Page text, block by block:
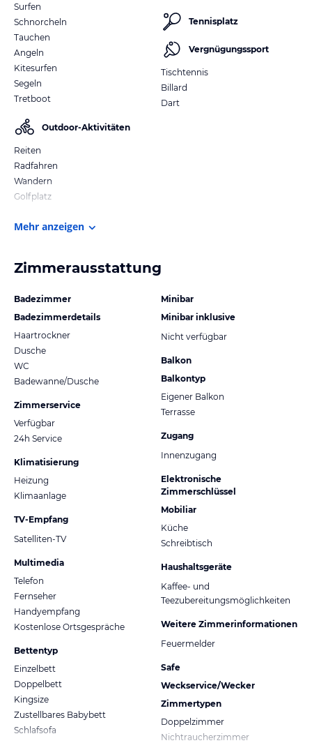
Surfen
Schnorcheln
Tauchen
Angeln
Kitesurfen
Segeln
Tretboot
Outdoor-Aktivitäten
Reiten
Radfahren
Wandern
Golfplatz
Tennisplatz
Vergnügungssport
Tischtennis
Billard
Dart
Mehr anzeigen
Zimmerausstattung
Badezimmer
Badezimmerdetails
Haartrockner
Dusche
WC
Badewanne/Dusche
Zimmerservice
Verfügbar
24h Service
Klimatisierung
Heizung
Klimaanlage
TV-Empfang
Satelliten-TV
Multimedia
Telefon
Fernseher
Handyempfang
Kostenlose Ortsgespräche
Bettentyp
Einzelbett
Doppelbett
Kingsize
Zustellbares Babybett
Schlafsofa
Minibar
Minibar inklusive
Nicht verfügbar
Balkon
Balkontyp
Eigener Balkon
Terrasse
Zugang
Innenzugang
Elektronische
Zimmerschlüssel
Mobiliar
Küche
Schreibtisch
Haushaltsgeräte
Kaffee- und
Teezubereitungsmöglichkeiten
Weitere Zimmerinformationen
Feuermelder
Safe
Weckservice/Wecker
Zimmertypen
Doppelzimmer
Nichtraucherzimmer